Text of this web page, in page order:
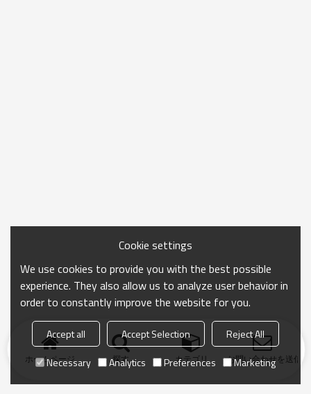
ホームページ 探す カテゴリ お問い合わせを送信
Cookie settings
We use cookies to provide you with the best possible
experience. They also allow us to analyze user behavior in
order to constantly improve the website for you.
Accept all Accept Selection
Reject All
Necessary
Analytics Preferences Marketing